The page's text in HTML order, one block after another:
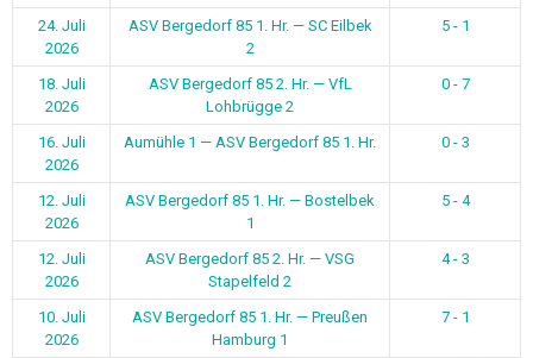
24. Juli
2026
ASV Bergedorf 85 1. Hr. — SC Eilbek
2
5 - 1
18. Juli
2026
ASV Bergedorf 85 2. Hr. — VfL
Lohbrügge 2
0 - 7
16. Juli
2026
Aumühle 1 — ASV Bergedorf 85 1. Hr. 0 - 3
12. Juli
2026
ASV Bergedorf 85 1. Hr. — Bostelbek
1
5 - 4
12. Juli
2026
ASV Bergedorf 85 2. Hr. — VSG
Stapelfeld 2
4 - 3
10. Juli
2026
ASV Bergedorf 85 1. Hr. — Preußen
Hamburg 1
7 - 1